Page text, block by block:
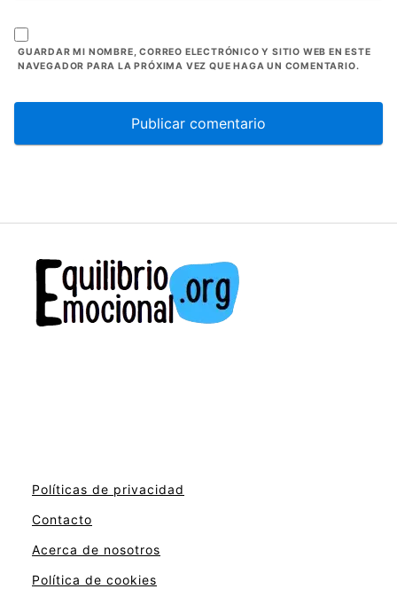
GUARDAR MI NOMBRE, CORREO ELECTRÓNICO Y SITIO WEB EN ESTE
NAVEGADOR PARA LA PRÓXIMA VEZ QUE HAGA UN COMENTARIO.
Políticas de privacidad
Contacto
Acerca de nosotros
Política de cookies